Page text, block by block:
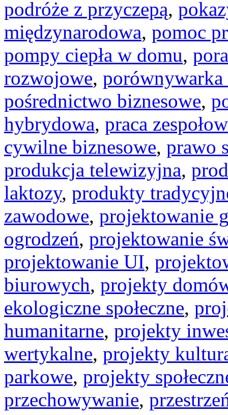
podróże z przyczepą,
międzynarodowa, pomoc
pompy ciepła w domu,
rozwojowe,
pośrednictwo biznesowe,
hybrydowa, praca
cywilne biznesowe, prawo
produkcja telewizyjna,
laktozy, produkty
zawodowe, projektowanie
ogrodzeń, projektowanie
projektowanie UI,
biurowych, projekty
ekologiczne społeczne,
humanitarne, projekty
wertykalne, projekty
parkowe, projekty
przechowywanie,